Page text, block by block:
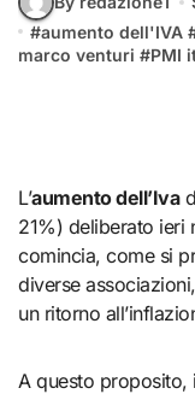
#aumento dell'IVA
marco venturi #PMI
L’aumento dell’Iva
21%) deliberato ieri
comincia, come si
diverse
un ritorno
A questo